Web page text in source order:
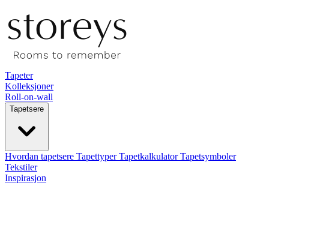
Tapeter
Kolleksjoner
Roll-on-wall
Tapetsere
Hvordan tapetsere TapettyperTapetkalkulatorTapetsymboler
Tekstiler
Inspirasjon